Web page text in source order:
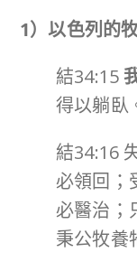
1）以色列的
結34:15
得以躺臥
結34:16
必領回；
必醫治；
秉公牧養